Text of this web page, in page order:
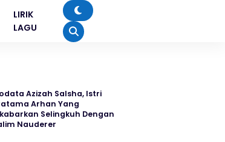
LIRIK
LAGU
Azizah Salsha, Istri
Arhan Yang
Selingkuh Dengan
Nauderer